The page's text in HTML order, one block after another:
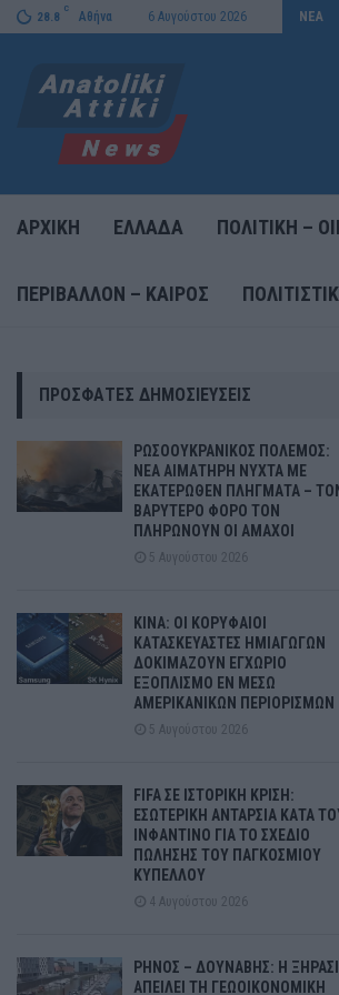
28.8
C
Αθήνα 6 Αυγούστου 2026 ΝΕΑ
ΠΛΗΓΜΑΤΑ – ΤΟΝ…
ΑΡΧΙΚΗ ΕΛΛΑΔΑ ΠΟΛΙΤΙΚΗ –
ΠΕΡΙΒΑΛΛΟΝ – ΚΑΙΡΟΣ
ΠΡΌΣΦΑΤΕΣ ΔΗΜΟΣΙΕΎΣΕΙΣ
ΡΩΣΟΟΥΚΡΑΝΙΚΟΣ ΠΟΛΕΜΟΣ:
ΝΕΑ ΑΙΜΑΤΗΡΗ ΝΥΧΤΑ ΜΕ
ΕΚΑΤΕΡΩΘΕΝ ΠΛΗΓΜΑΤΑ –
ΒΑΡΥΤΕΡΟ ΦΟΡΟ ΤΟΝ
ΠΛΗΡΩΝΟΥΝ ΟΙ ΑΜΑΧΟΙ
5 Αυγούστου 2026
ΚΙΝΑ: ΟΙ ΚΟΡΥΦΑΙΟΙ
ΚΑΤΑΣΚΕΥΑΣΤΕΣ ΗΜΙΑΓΩΓΩΝ
ΔΟΚΙΜΑΖΟΥΝ ΕΓΧΩΡΙΟ
ΕΞΟΠΛΙΣΜΟ ΕΝ ΜΕΣΩ
ΑΜΕΡΙΚΑΝΙΚΩΝ ΠΕΡΙΟΡΙΣΜΩΝ
5 Αυγούστου 2026
FIFA ΣΕ ΙΣΤΟΡΙΚΗ ΚΡΙΣΗ:
ΕΣΩΤΕΡΙΚΗ ΑΝΤΑΡΣΙΑ ΚΑΤΑ
ΙΝΦΑΝΤΙΝΟ ΓΙΑ ΤΟ ΣΧΕΔΙΟ
ΠΩΛΗΣΗΣ ΤΟΥ ΠΑΓΚΟΣΜΙΟΥ
ΚΥΠΕΛΛΟΥ
4 Αυγούστου 2026
ΡΗΝΟΣ – ΔΟΥΝΑΒΗΣ: Η
ΑΠΕΙΛΕΙ ΤΗ ΓΕΩΟΙΚΟΝΟΜΙΚΗ